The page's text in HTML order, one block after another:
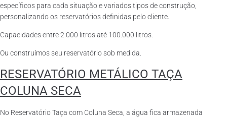
específicos para cada situação e variados tipos de construção,
personalizando os reservatórios definidas pelo cliente.
Capacidades entre 2.000 litros até 100.000 litros.
Ou construímos seu reservatório sob medida.
RESERVATÓRIO METÁLICO TAÇA
COLUNA SECA
No Reservatório Taça com Coluna Seca, a água fica armazenada